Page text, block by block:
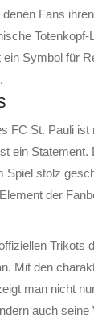
Fans
Totenkopf-
ein Symbol für
FC St. Pauli ist
ein Statement.
Spiel stolz
der
Trikots
Mit den
man nicht
auch seine